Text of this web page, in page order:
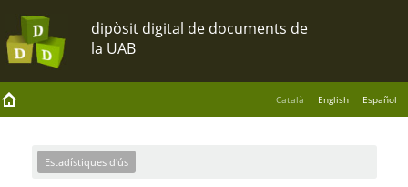
Català English Español
Estadístiques d'ús